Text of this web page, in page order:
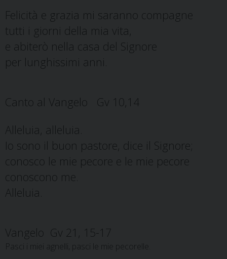
Felicità e grazia mi saranno compagne
tutti i giorni della mia vita,
e abiterò nella casa del Signore
per lunghissimi anni.
Canto al Vangelo Gv 10,14
Alleluia, alleluia.
Io sono il buon pastore, dice il Signore;
conosco le mie pecore e le mie pecore
conoscono me.
Alleluia.
Vangelo Gv 21, 15-17
Pasci i miei agnelli, pasci le mie pecorelle.